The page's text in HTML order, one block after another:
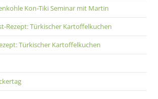
Kon-Tiki Seminar mit Martin
Rezept: Türkischer Kartoffelkuchen
Türkischer Kartoffelkuchen